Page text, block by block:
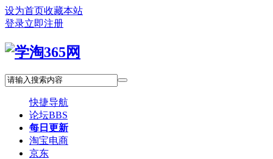
设为首页收藏本站
登录立即注册
快捷导航
论坛BBS
每日更新
淘宝电商
京东